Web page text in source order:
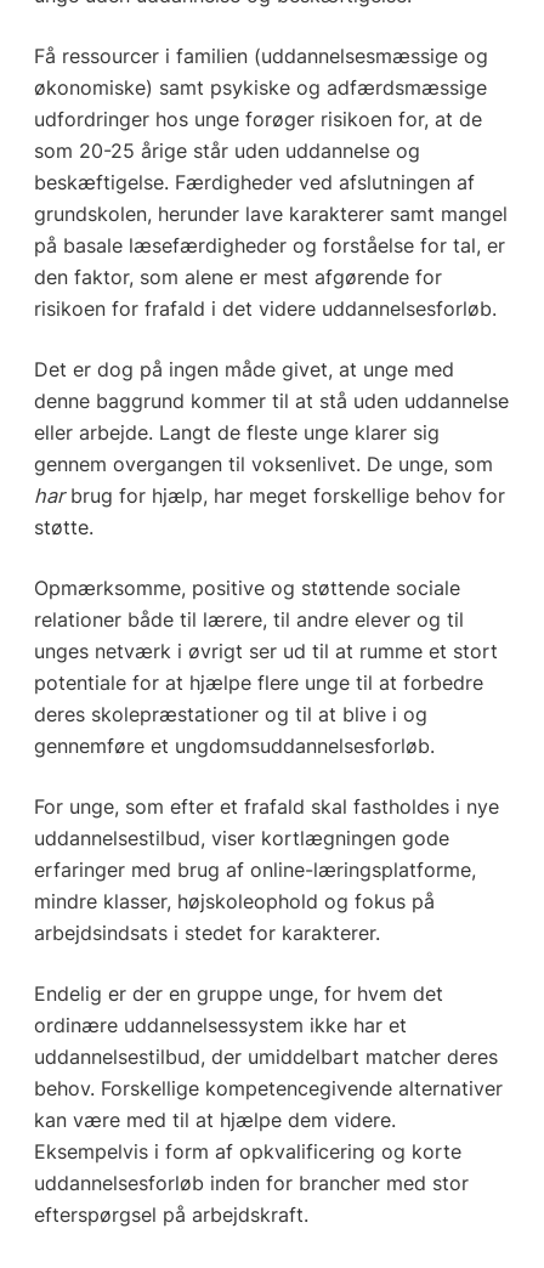
Få ressourcer i familien (uddannelsesmæssige og
økonomiske) samt psykiske og adfærdsmæssige
udfordringer hos unge forøger risikoen for, at de
som 20-25 årige står uden uddannelse og
beskæftigelse. Færdigheder ved afslutningen af
grundskolen, herunder lave karakterer samt mangel
på basale læsefærdigheder og forståelse for tal, er
den faktor, som alene er mest afgørende for
risikoen for frafald i det videre uddannelsesforløb.
Det er dog på ingen måde givet, at unge med
denne baggrund kommer til at stå uden uddannelse
eller arbejde. Langt de fleste unge klarer sig
gennem overgangen til voksenlivet. De unge, som
harbrug for hjælp, har meget forskellige behov for
støtte.
Opmærksomme, positive og støttende sociale
relationer både til lærere, til andre elever og til
unges netværk i øvrigt ser ud til at rumme et stort
potentiale for at hjælpe flere unge til at forbedre
deres skolepræstationer og til at blive i og
gennemføre et ungdomsuddannelsesforløb.
For unge, som efter et frafald skal fastholdes i nye
uddannelsestilbud, viser kortlægningen gode
erfaringer med brug af online-læringsplatforme,
mindre klasser, højskoleophold og fokus på
arbejdsindsats i stedet for karakterer.
Endelig er der en gruppe unge, for hvem det
ordinære uddannelsessystem ikke har et
uddannelsestilbud, der umiddelbart matcher deres
behov. Forskellige kompetencegivende alternativer
kan være med til at hjælpe dem videre.
Eksempelvis i form af opkvalificering og korte
uddannelsesforløb inden for brancher med stor
efterspørgsel på arbejdskraft.